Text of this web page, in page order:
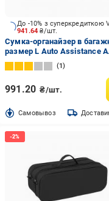
941.64₴/шт.
Сумка-органайзер в
размер L Auto Assistance
533BG черно-белый
1
991.20 ₴/шт.
Cамовывоз